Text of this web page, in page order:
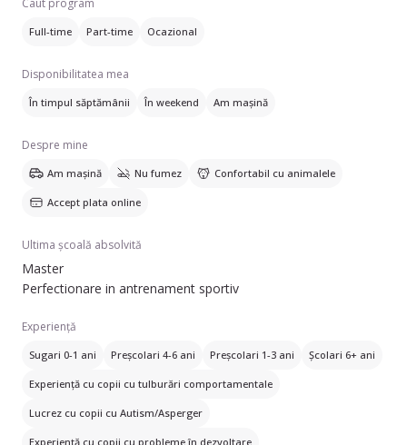
of Bucharest).
Am experienta in lucrul cu oamenii, in ultimii ani am
.Acest job a fost foarte valoros pentru mine si m-a inspirat sa
continui sa imi dezvolt calitati in a interactiona si a comunica
activitati tot in United Kingdom, unde am avut parte de
experiente inedite in care organizarea activitatilor pentru
personalul din companie mi-a adus foarte multa multumire si
Am inteles in cele din urma, caci pentru mine este foarte
important sa ajut oamenii si sa imi continui lucrul cu oamenii
datorita abilitatilor mele obtinute de-a lungul anilor.
Ma consider o persoana comunicativa, empatica
Dorinta mea este sa ajut oamenii, sa ii ghidez si sa imi aduc
aportul oriunde este nevoie cu toate abilitatile si cunostiintele
pe care le-am acumulat pana la aceasta varsta.
Va multumesc!
Caut program
Full-time Part-time Ocazional
Disponibilitatea mea
În timpul săptămânii În weekend Am mașină
Despre mine
Am mașină Nu fumez Confortabil cu animalele
Accept plata online
Ultima școală absolvită
Master
Perfectionare in antrenament sportiv
Experiență
Sugari 0-1 ani Preșcolari 4-6 ani Preșcolari 1-3 ani Școlari 6+ ani
Experiență cu copii cu tulburări comportamentale
Lucrez cu copii cu Autism/Asperger
Experiență cu copii cu probleme în dezvoltare